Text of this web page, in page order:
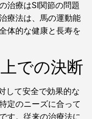
治療はSI関節の問題
療法は、馬の運動能
体的な健康と長寿を
での決断
して安全で効果的な
定のニーズに合って
す。従来の治療法に